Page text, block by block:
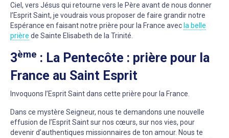
Ciel, vers Jésus qui retourne vers le Père avant de nous donner
l’Esprit Saint, je voudrais vous proposer de faire grandir notre
Espérance en faisant notre prière pour la France avec la belle
prière de Sainte Elisabeth de la Trinité.
3ème : La Pentecôte : prière pour la
France au Saint Esprit
Invoquons l’Esprit Saint dans cette prière pour la France.
Dans ce mystère Seigneur, nous te demandons une nouvelle
effusion de l’Esprit Saint sur nos cœurs, sur nos vies, pour
devenir d’authentiques missionnaires de ton amour. Nous te